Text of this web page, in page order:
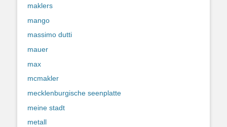
maklers
mango
massimo dutti
mauer
max
mcmakler
mecklenburgische seenplatte
meine stadt
metall